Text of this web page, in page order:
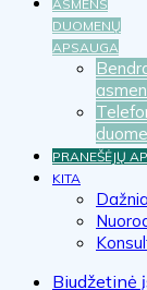
ASMENS
DUOMENŲ
APSAUGA
PRANEŠĖJŲ
KITA
Biudžetinė